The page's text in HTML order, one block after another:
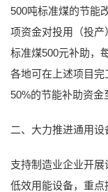
500吨标准煤的节能
项资金对投用（投
标准煤500元补助，
各地可在上述项目
50%的节能补助资金
二、大力推进通用设
支持制造业企业开
低效用能设备，重